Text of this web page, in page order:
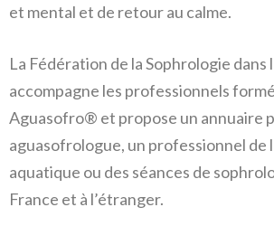
et mental et de retour au calme.
La Fédération de la Sophrologie dans
accompagne les professionnels
Aguasofro® et propose un annuaire
aguasofrologue, un professionnel de
aquatique ou des séances de
France et à l’étranger.